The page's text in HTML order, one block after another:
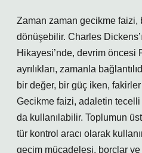
Zaman zaman gecikme faizi,
dönüşebilir. Charles
Hikayesi’nde, devrim öncesi
ayrılıkları, zamanla
bir değer, bir güç iken, fakirler
Gecikme faizi, adaletin
da kullanılabilir. Toplumun üst
tür kontrol aracı olarak
geçim mücadelesi, borçlar